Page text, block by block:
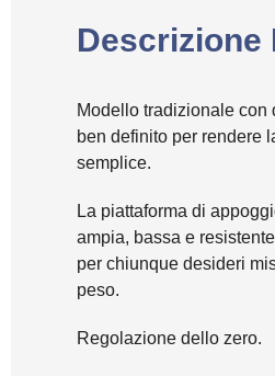
Descrizione
Modello tradizionale con
ben definito per rendere
semplice.
La piattaforma di
ampia, bassa e
per chiunque desideri
peso.
Regolazione dello zero.